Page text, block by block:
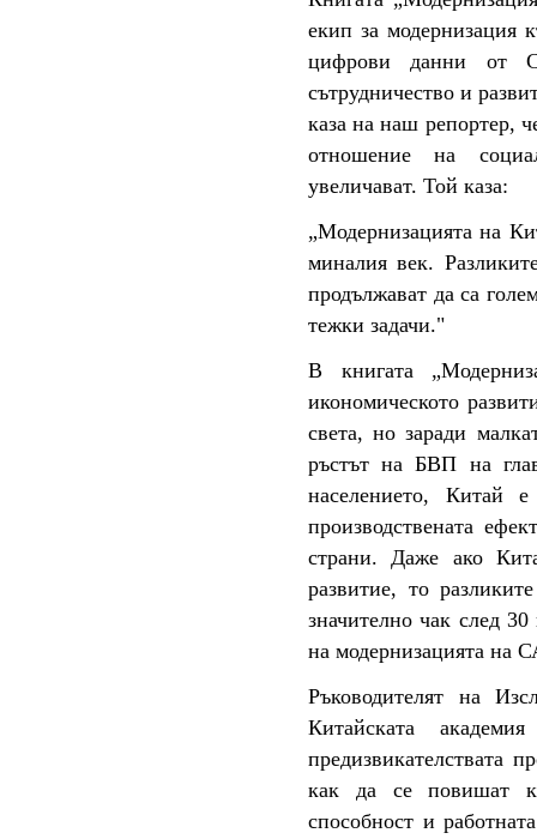
екип за модернизация
цифрови данни от
сътрудничество и
каза на наш репортер,
отношение на
увеличават. Той каза:
„Модернизацията на
миналия век.
продължават да са
тежки задачи."
В книгата
икономическото
света, но заради
ръстът на БВП на
населението,
производствената
страни. Даже ако
развитие, то
значително чак след
на модернизацията на
Ръководителят на
Китайската
предизвикателствата
как да се повишат
способност и